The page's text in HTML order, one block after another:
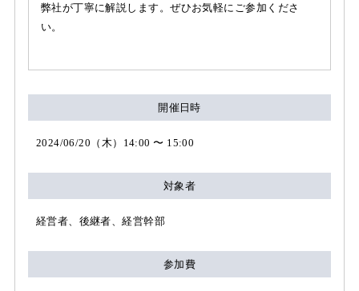
弊社が丁寧に解説します。ぜひお気軽にご参加くださ
い。
開催日時
2024/06/20（木）14:00 〜 15:00
対象者
経営者、後継者、経営幹部
参加費